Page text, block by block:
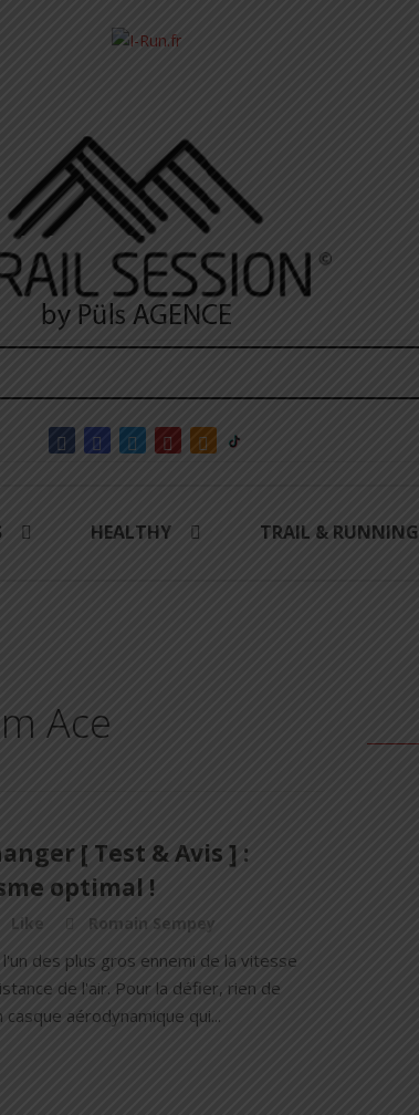
HEALTHY TRAIL & RUNNING
Ace
[ Test & Avis ] :
optimal !
Like Romain Sempey
des plus gros ennemi de la vitesse
de l'air. Pour la défier, rien de
aérodynamique qui...